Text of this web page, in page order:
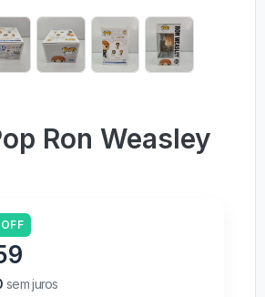
Ron Weasley
sem juros